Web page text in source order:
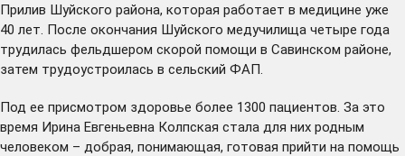
Прилив Шуйского района, которая работает в медицине уже
40 лет. После окончания Шуйского медучилища четыре года
трудилась фельдшером скорой помощи в Савинском районе,
затем трудоустроилась в сельский ФАП.
Под ее присмотром здоровье более 1300 пациентов. За это
время Ирина Евгеньевна Колпская стала для них родным
человеком – добрая, понимающая, готовая прийти на помощь